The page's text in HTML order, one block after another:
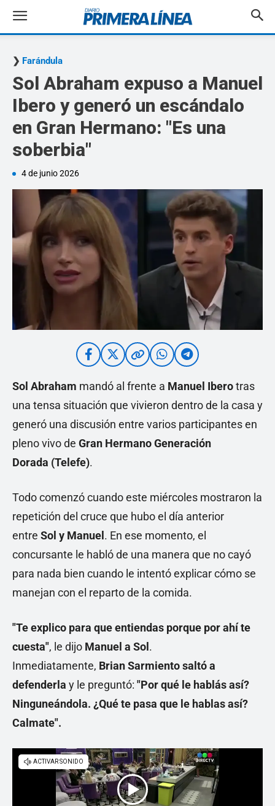
Farándula
Sol Abraham expuso a Manuel
Ibero y generó un escándalo
en Gran Hermano: "Es una
soberbia"
4 de junio 2026
Sol Abraham mandó al frente a Manuel Iberotras
una tensa situación que vivieron dentro de la casa y
generó una discusión entre varios participantes en
pleno vivo de Gran Hermano Generación
Dorada (Telefe).
Todo comenzó cuando este miércoles mostraron la
repetición del cruce que hubo el día anterior
entre Sol y Manuel . En ese momento, el
concursante le habló de una manera que no cayó
para nada bien cuando le intentó explicar cómo se
manejan con el reparto de la comida.
"Te explico para que entiendas porque por ahí te
cuesta", le dijo Manuel a Sol .
Inmediatamente, Brian Sarmiento saltó a
defenderla y le preguntó: "Por qué le hablás así?
Ninguneándola. ¿Qué te pasa que le hablas así?
Calmate".